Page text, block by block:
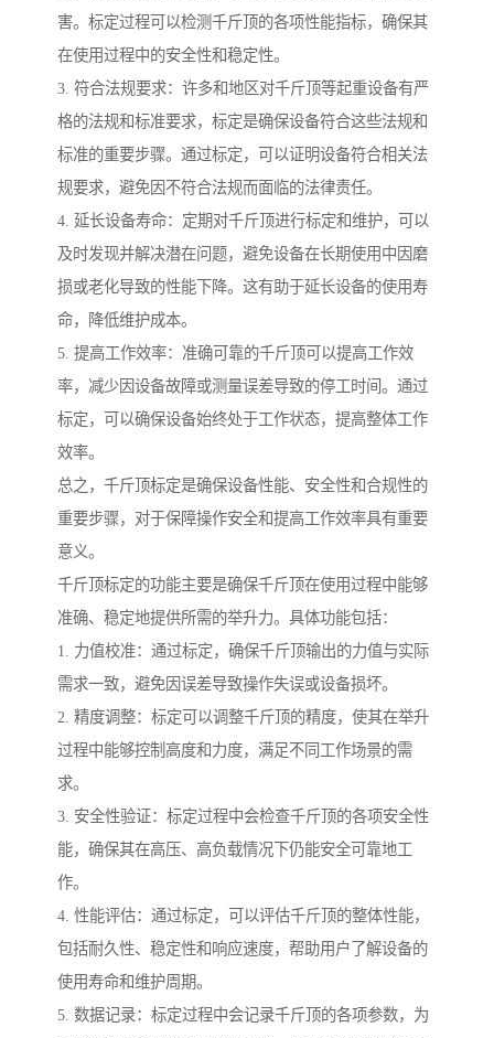
害。标定过程可以检测千斤顶的各项性能指标，确保其
在使用过程中的安全性和稳定性。
3. 符合法规要求：许多和地区对千斤顶等起重设备有严
格的法规和标准要求，标定是确保设备符合这些法规和
标准的重要步骤。通过标定，可以证明设备符合相关法
规要求，避免因不符合法规而面临的法律责任。
4. 延长设备寿命：定期对千斤顶进行标定和维护，可以
及时发现并解决潜在问题，避免设备在长期使用中因磨
损或老化导致的性能下降。这有助于延长设备的使用寿
命，降低维护成本。
5. 提高工作效率：准确可靠的千斤顶可以提高工作效
率，减少因设备故障或测量误差导致的停工时间。通过
标定，可以确保设备始终处于工作状态，提高整体工作
效率。
总之，千斤顶标定是确保设备性能、安全性和合规性的
重要步骤，对于保障操作安全和提高工作效率具有重要
意义。
千斤顶标定的功能主要是确保千斤顶在使用过程中能够
准确、稳定地提供所需的举升力。具体功能包括：
1. 力值校准：通过标定，确保千斤顶输出的力值与实际
需求一致，避免因误差导致操作失误或设备损坏。
2. 精度调整：标定可以调整千斤顶的精度，使其在举升
过程中能够控制高度和力度，满足不同工作场景的需
求。
3. 安全性验证：标定过程中会检查千斤顶的各项安全性
能，确保其在高压、高负载情况下仍能安全可靠地工
作。
4. 性能评估：通过标定，可以评估千斤顶的整体性能，
包括耐久性、稳定性和响应速度，帮助用户了解设备的
使用寿命和维护周期。
5. 数据记录：标定过程中会记录千斤顶的各项参数，为